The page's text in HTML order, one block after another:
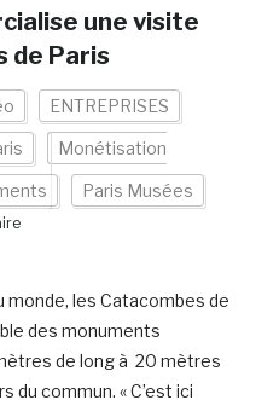
une visite
de Paris
ENTREPRISES
Monétisation
Paris Musées
monde, les Catacombes de
des monuments
de long à 20 mètres
du commun. « C’est ici